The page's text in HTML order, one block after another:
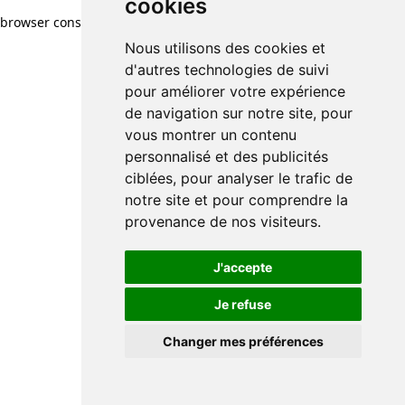
cookies
Nous utilisons des cookies et
d'autres technologies de suivi
pour améliorer votre expérience
de navigation sur notre site, pour
vous montrer un contenu
personnalisé et des publicités
ciblées, pour analyser le trafic de
notre site et pour comprendre la
provenance de nos visiteurs.
J'accepte
Je refuse
Changer mes préférences
cookies
Nous utilisons des cookies et
d'autres technologies de suivi
pour améliorer votre expérience
de navigation sur notre site, pour
vous montrer un contenu
personnalisé et des publicités
ciblées, pour analyser le trafic de
notre site et pour comprendre la
provenance de nos visiteurs.
J'accepte
Je refuse
Changer mes préférences
browser console for more information)